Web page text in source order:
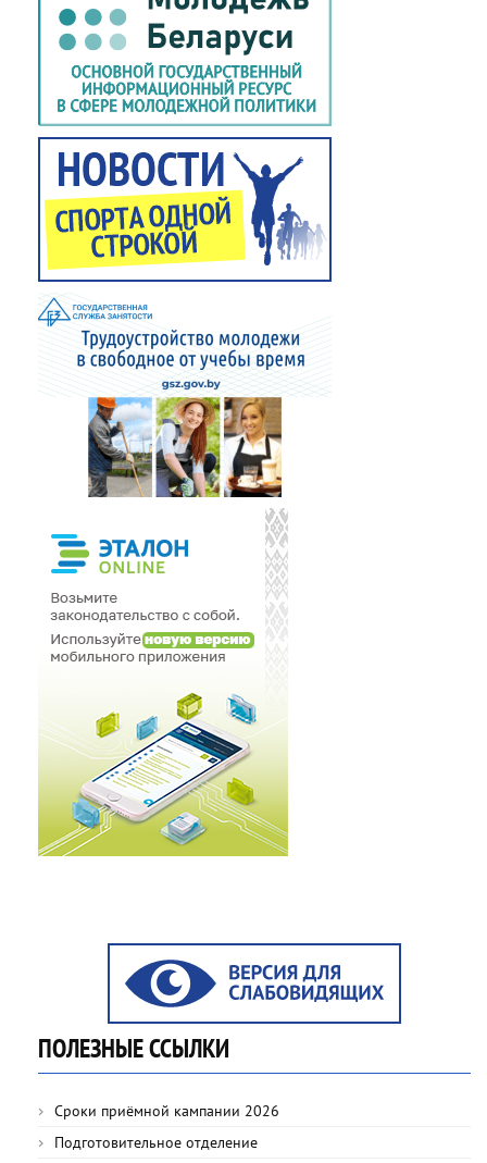
ПОЛЕЗНЫЕ ССЫЛКИ
Сроки приёмной кампании 2026
Подготовительное отделение